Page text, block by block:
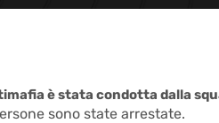
è stata condotta dalla
sono state arrestate.